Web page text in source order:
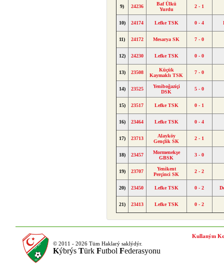
9) 24236
Baf Ülkü
Yurdu
2 - 1
10) 24174 Lefke TSK 0 - 4
11) 24172 Mesarya SK 7 - 0
12) 24230 Lefke TSK 0 - 0
13) 23508
Küçük
Kaymaklı TSK
7 - 0
14) 23525
Yeniboğaziçi
DSK
5 - 0
15) 23517 Lefke TSK 0 - 1
16) 23464 Lefke TSK 0 - 4
17) 23713
Alayköy
Gençlik SK
2 - 1
18) 23457
Mormenekşe
GBSK
3 - 0
19) 23707
Yenikent
Perçinci SK
2 - 2
20) 23450 Lefke TSK 0 - 2
21) 23413 Lefke TSK 0 - 2
© 2011 - 2026 Tüm Haklarý saklýdýr.
Kýbrýs Türk Futbol Federasyonu
Kullaným